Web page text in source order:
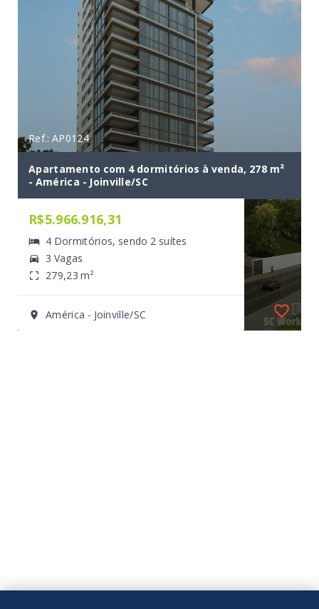
Ref.: AP0124
Apartamento com 4 dormitórios à venda, 278 m²
- América - Joinville/SC
R$5.966.916,31
4 Dormitórios, sendo 2 suítes
3 Vagas
279,23 m²
América - Joinville/SC